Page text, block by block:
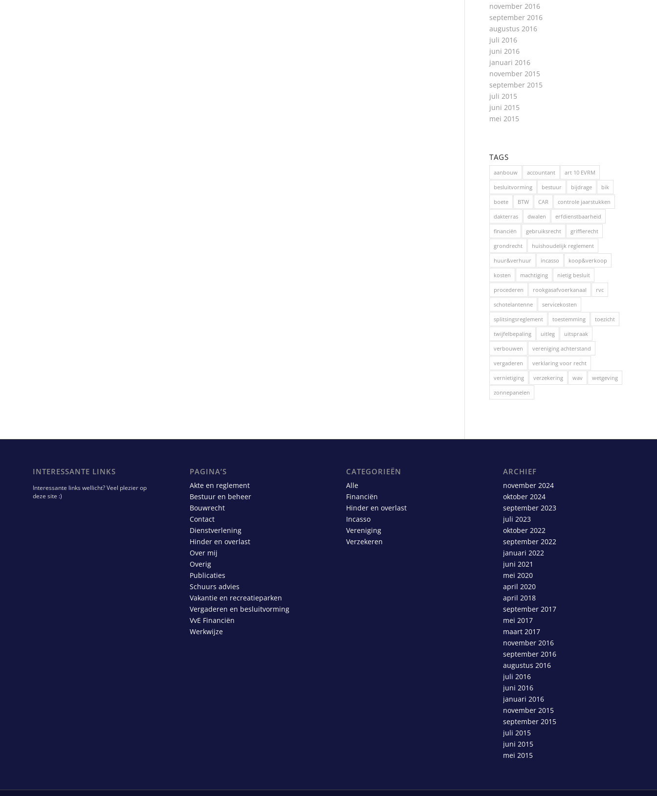
november 2016
september 2016
augustus 2016
juli 2016
juni 2016
januari 2016
november 2015
september 2015
juli 2015
juni 2015
mei 2015
TAGS
aanbouw accountant
art 10 EVRM
besluitvorming
bestuur bijdrage
bik
boete
BTW CAR
controle jaarstukken
dakterras
dwalen
erfdienstbaarheid
financiën
gebruiksrecht
griffierecht
grondrecht
huishoudelijk reglement
huur&verhuur
incasso
koop&verkoop
kosten
machtiging
nietig besluit
procederen
rookgasafvoerkanaal
rvc
schotelantenne
servicekosten
splitsingsreglement
toestemming
toezicht
twijfelbepaling
uitleg
uitspraak
verbouwen
vereniging achterstand
vergaderen
verklaring voor recht
vernietiging
verzekering wav
wetgeving
zonnepanelen
INTERESSANTE LINKS
Interessante links wellicht? Veel plezier op
deze site :)
PAGINA’S
Akte en reglement
Bestuur en beheer
Bouwrecht
Contact
Dienstverlening
Hinder en overlast
Over mij
Overig
Publicaties
Schuurs advies
Vakantie en recreatieparken
Vergaderen en besluitvorming
VvE Financiën
Werkwijze
CATEGORIEËN
Alle
Financiën
Hinder en overlast
Incasso
Vereniging
Verzekeren
ARCHIEF
november 2024
oktober 2024
september 2023
juli 2023
oktober 2022
september 2022
januari 2022
juni 2021
mei 2020
april 2020
april 2018
september 2017
mei 2017
maart 2017
november 2016
september 2016
augustus 2016
juli 2016
juni 2016
januari 2016
november 2015
september 2015
juli 2015
juni 2015
mei 2015